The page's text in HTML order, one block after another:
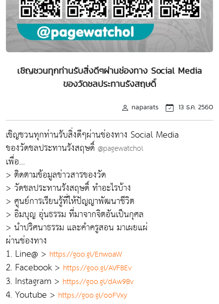
เชิญชวนทุกท่านรับสิ่งดีๆผ่านช่องทาง Social Media
ของวัดชลประทานรังสฤษดิ์
naparats 13 ธ.ค. 2560
เชิญชวนทุกท่านรับสิ่งดีๆผ่านช่องทาง Social Media
ของวัดชลประทานรังสฤษดิ์ @pagewatchol
เพื่อ...
> ติดตามข้อมูลข่าวสารของวัด
> วัดชลประทานรังสฤษดิ์ ทำอะไรบ้าง
> ศูนย์การเรียนรู้ที่ให้ปัญญาพัฒนาชีวิต
> อิ่มบุญ อุ่นธรรม ที่มาจากจิตอันเป็นกุศล
> นำปริศนาธรรม และคำครูสอน มาเผยแผ่
ผ่านช่องทาง
1. Line@ > https://goo.gl/EnwoaW
2. Facebook > https://goo.gl/AVFBEv
3. Instagram > https://goo.gl/dAw9Bv
4. Youtube > https://goo.gl/ooFVxy